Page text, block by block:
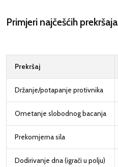
Primjeri najčešćih prekršaja
Prekršaj
Držanje/potapanje protivnika
Ometanje slobodnog bacanja
Prekomjerna sila
Dodirivanje dna (igrači u polju)